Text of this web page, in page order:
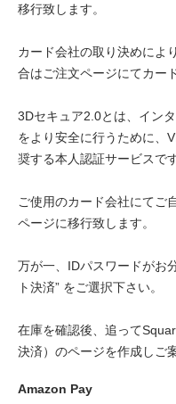
移行致します。
カード会社の取り決めによ
合はご注文ページにてカー
3Dセキュア2.0とは、イン
をより安全に行うために、
奨する本人認証サービスです
ご使用のカード会社にてご
ページに移行致します。
万が一、IDパスワードがお
ト決済” をご選択下さい。
在庫を確認後、追って
決済）のページを作成しご
Amazon Pay